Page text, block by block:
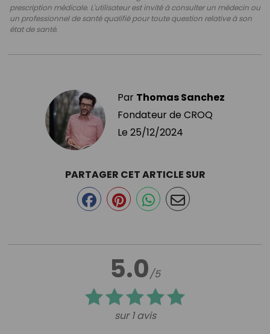
prescription médicale. L'utilisateur est invité à consulter un médecin ou
un professionnel de santé qualifié pour toute question relative à son
état de santé.
Par Thomas Sanchez
Fondateur de CROQ
Le 25/12/2024
5.0/5
sur 1 avis
PARTAGER CET ARTICLE SUR